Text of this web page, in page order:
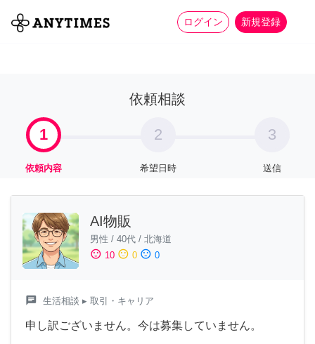
ログイン 新規登録
全て 家事 more_horiz
依頼相談
1
依頼内容
2
希望日時
3
送信
AI物販
男性 / 40代 / 北海道
sentiment_satisfied 10 sentiment_neutral 0 sentiment_dissatisfied 0
chat 生活相談 ▸ 取引・キャリア
申し訳ございません。今は募集していません。